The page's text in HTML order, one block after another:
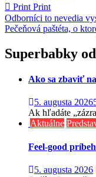
Print Print
Navigácia
v
článku
Odborníci to nevedia
Pečeňová paštéta, o
Superbabky
Ako sa zbaviť
5. augusta 2026
Ak hľadáte
Aktuálne
Feel-good
5. augusta 2026